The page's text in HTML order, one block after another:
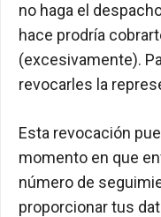
no haga el
hace prodría
(excesivamente).
revocarles la
Esta revocación
momento en que
número de
proporcionar tus